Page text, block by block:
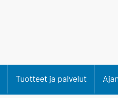
Tuotteet ja palvelut